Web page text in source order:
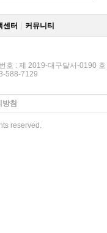
센터 커뮤니티
호 : 제 2019-대구달서-0190 호
588-7129
방침
reserved.